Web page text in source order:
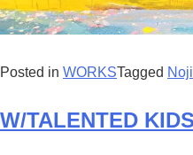
Posted in WORKSTagged Noji
W/TALENTED